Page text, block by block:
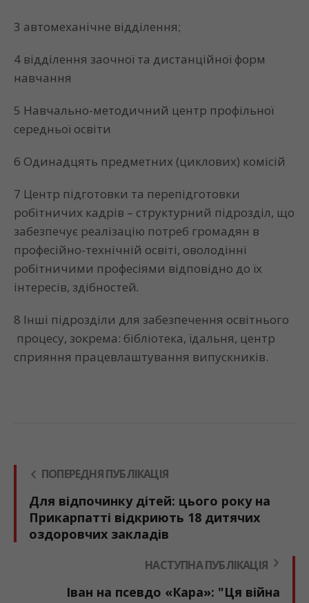
3 автомеханічне відділення;
4 відділення заочної та дистанційної форм
навчання
5 Навчально-методичний центр профільної
середньої освіти
6 Одинадцять предметних (циклових) комісій
7 Центр підготовки та перепідготовки
робітничих кадрів – структурний підрозділ, що
забезпечує реалізацію потреб громадян в
професійно-технічній освіті, оволодінні
робітничими професіями відповідно до їх
інтересів, здібностей.
8 Інші підрозділи для забезпечення освітнього
процесу, зокрема: бібліотека, їдальня, центр
сприяння працевлаштування випускників.
ПОПЕРЕДНЯ ПУБЛІКАЦІЯ
Для відпочинку дітей: цього року на
Прикарпатті відкриють 18 дитячих
оздоровчих закладів
НАСТУПНА ПУБЛІКАЦІЯ
Іван на псевдо «Кара»: "Ця війна